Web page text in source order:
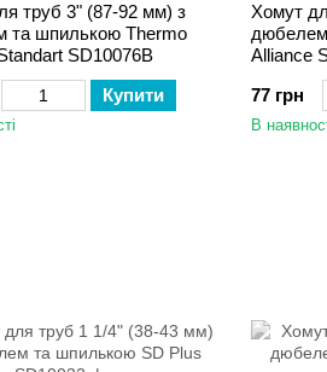
труб 3" (87-92 мм) з
та шпилькою Thermo
SD10076B
Купити
Хомут
Alliance
77 грн
В